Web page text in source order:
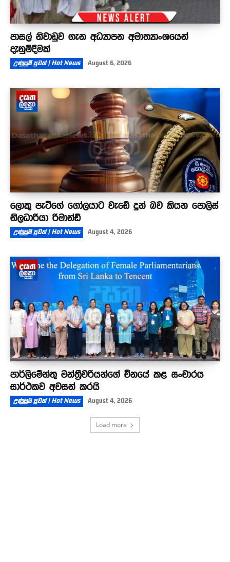
පාසල් නිවාඩුව ගැන අධ්‍යාපන අමාත්‍යාංශයෙන්
දැනුම්දීමක්
උණුසුම් පුවත් | Hot News August 6, 2026
ලොකු පැටීගේ ගෝලයාට වැඩේ දුන් බව කියන පොලිස්
නිලධාරියා රිමාන්ඩ්
උණුසුම් පුවත් | Hot News August 4, 2026
පාර්ලිමේන්තු මන්ත්‍රීවරියන්ගේ චීනයේ කළ සංචාරය
සාර්ථකව අවසන් කරයි
උණුසුම් පුවත් | Hot News August 4, 2026
Load more